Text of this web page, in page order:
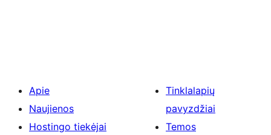
Apie
Naujienos
Hostingo tiekėjai
Tinklalapių
pavyzdžiai
Temos